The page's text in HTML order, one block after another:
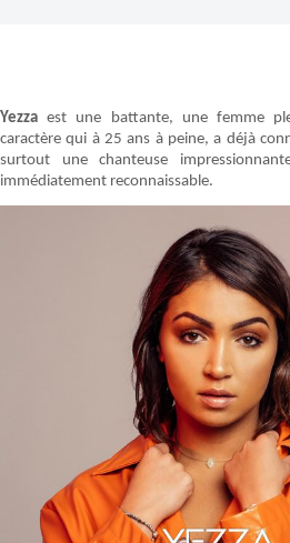
Yezza est une battante, une femme
caractère qui à 25 ans à peine, a déjà
surtout une chanteuse
immédiatement reconnaissable.